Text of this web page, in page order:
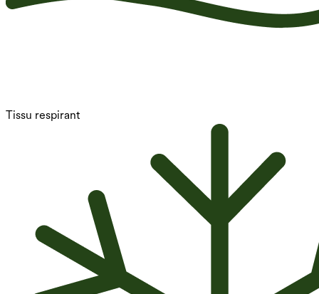
Tissu respirant